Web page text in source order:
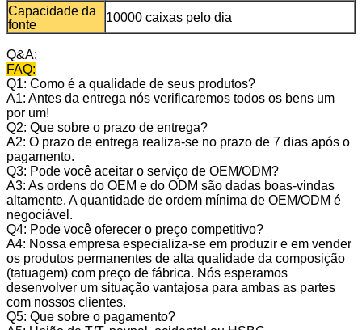
Capacidade da
fonte
10000 caixas pelo dia
Q&A:
FAQ:
Q1: Como é a qualidade de seus produtos?
A1: Antes da entrega nós verificaremos todos os bens um
por um!
Q2: Que sobre o prazo de entrega?
A2: O prazo de entrega realiza-se no prazo de 7 dias após o
pagamento.
Q3: Pode você aceitar o serviço de OEM/ODM?
A3: As ordens do OEM e do ODM são dadas boas-vindas
altamente. A quantidade de ordem mínima de OEM/ODM é
negociável.
Q4: Pode você oferecer o preço competitivo?
A4: Nossa empresa especializa-se em produzir e em vender
os produtos permanentes de alta qualidade da composição
(tatuagem) com preço de fábrica. Nós esperamos
desenvolver um situação vantajosa para ambas as partes
com nossos clientes.
Q5: Que sobre o pagamento?